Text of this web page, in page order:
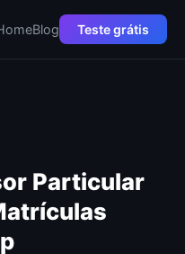
Blog Teste grátis
Particular